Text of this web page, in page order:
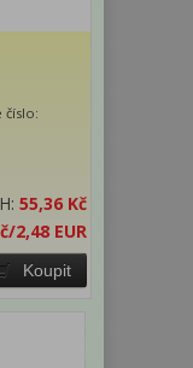
číslo:
55,36 Kč
/2,48 EUR
Koupit